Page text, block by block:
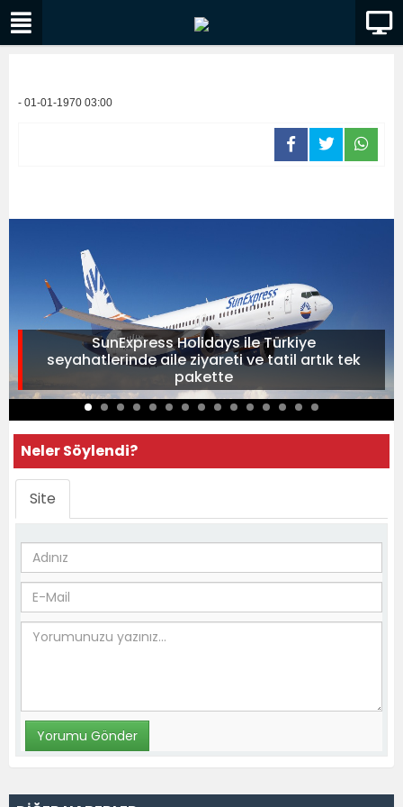
- 01-01-1970 03:00
SunExpress Holidays ile Türkiye
seyahatlerinde aile ziyareti ve tatil artık tek
pakette
Neler Söylendi?
Site